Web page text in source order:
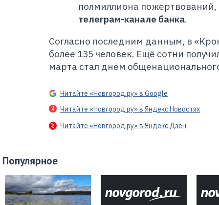
полмиллиона
телеграм-канале банка.
Согласно последним данным, в
более 135 человек. Ещё сотни
марта стал днём
Читайте «Новгород.ру» в Google
Читайте «Новгород.ру» в Яндекс.Новостях
Читайте «Новгород.ру» в Яндекс.Дзен
Популярное